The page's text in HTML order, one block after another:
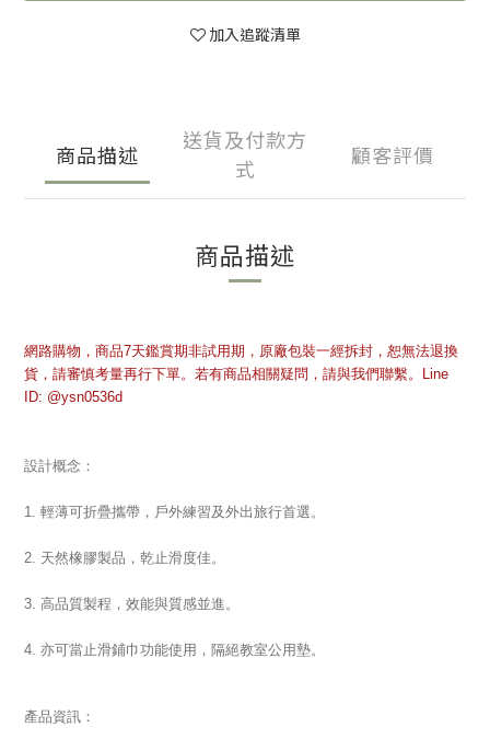
加入追蹤清單
商品描述
送貨及付款方
式
顧客評價
商品描述
網路購物，商品7天鑑賞期非試用期，原廠包裝一經拆封，恕無法退換
貨，請審慎考量再行下單。若有商品相關疑問，請與我們聯繫。Line
ID: @ysn0536d
設計概念：
1. 輕薄可折疊攜帶，戶外練習及外出旅行首選。
2. 天然橡膠製品，乾止滑度佳。
3. 高品質製程，效能與質感並進。
4. 亦可當止滑鋪巾功能使用，隔絕教室公用墊。
產品資訊：